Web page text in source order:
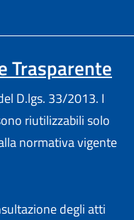
Trasparente
D.lgs. 33/2013. I
riutilizzabili solo
normativa vigente
degli atti